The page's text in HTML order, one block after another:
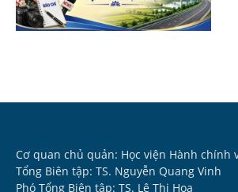
Cơ quan chủ quản: Học viện Hành chính
Tổng Biên tập: TS. Nguyễn Quang Vinh
Phó Tổng Biên tập: TS. Lê Thị Hoa